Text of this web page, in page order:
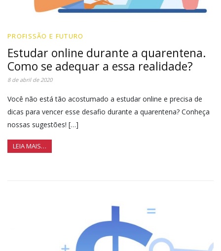
PROFISSÃO E FUTURO
Estudar online durante a quarentena.
Como se adequar a essa realidade?
8 de abril de 2020
Você não está tão acostumado a estudar online e precisa de
dicas para vencer esse desafio durante a quarentena? Conheça
nossas sugestões! […]
LEIA MAIS…